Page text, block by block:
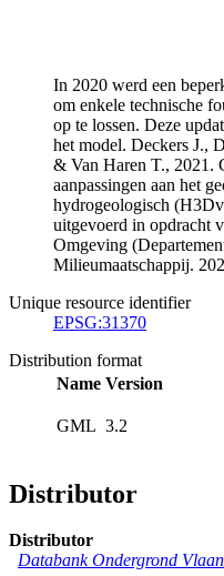
In 2020 werd een
om enkele technische
op te lossen. Deze
het model. Deckers J.,
& Van Haren T., 2021.
aanpassingen aan het
hydrogeologisch
uitgevoerd in opdracht
Omgeving
Milieumaatschappij.
Unique resource identifier
EPSG:31370
Distribution format
Name Version
GML 3.2
Distributor
Distributor
Databank Ondergrond